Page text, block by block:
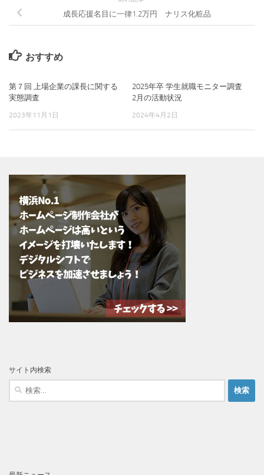
成長応援名目に一律1.2万円 ナリス化粧品
おすすめ
第７回 上場企業の課長に関する
実態調査
2023年11月1日
2025年卒 学生就職モニター調査
2月の活動状況
2024年4月2日
サイト内検索